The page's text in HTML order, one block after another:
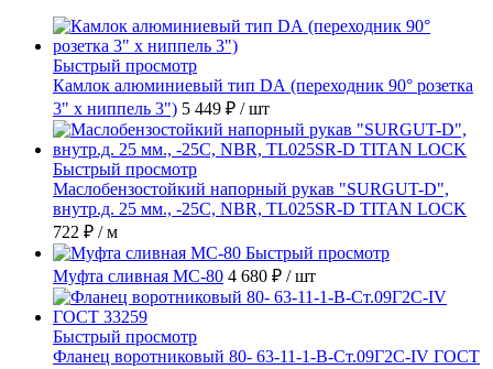
Быстрый просмотр
Камлок алюминиевый тип DА (переходник 90° розетка
3" х ниппель 3") 5 449 ₽ / шт
Быстрый просмотр
Маслобензостойкий напорный рукав "SURGUT-D",
внутр.д. 25 мм., -25C, NBR, TL025SR-D TITAN LOCK
722 ₽ / м
Быстрый просмотр
Муфта сливная МС-80 4 680 ₽ / шт
Быстрый просмотр
Фланец воротниковый 80- 63-11-1-B-Ст.09Г2С-IV ГОСТ